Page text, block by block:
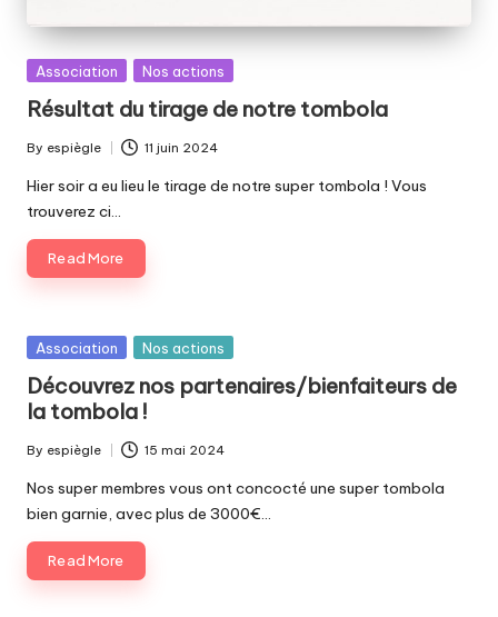
o
u
z
e
Posted
Association Nos actions
Résultat du tirage de notre tombola
Posted
by
By espiègle 11 juin 2024
Hier soir a eu lieu le tirage de notre super tombola ! Vous
trouverez ci…
Read More
Posted
Association Nos actions
Découvrez nos partenaires/bienfaiteurs de
la tombola !
Posted
by
By espiègle 15 mai 2024
Nos super membres vous ont concocté une super tombola
bien garnie, avec plus de 3000€…
Read More